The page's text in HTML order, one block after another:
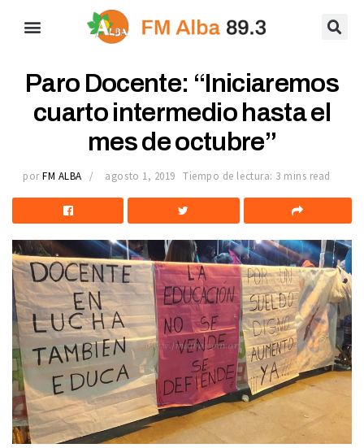
Paro Docente: “Iniciaremos
cuarto intermedio hasta el
mes de octubre”
por FM ALBA agosto 1, 2019 Tiempo de lectura: 3 mins read